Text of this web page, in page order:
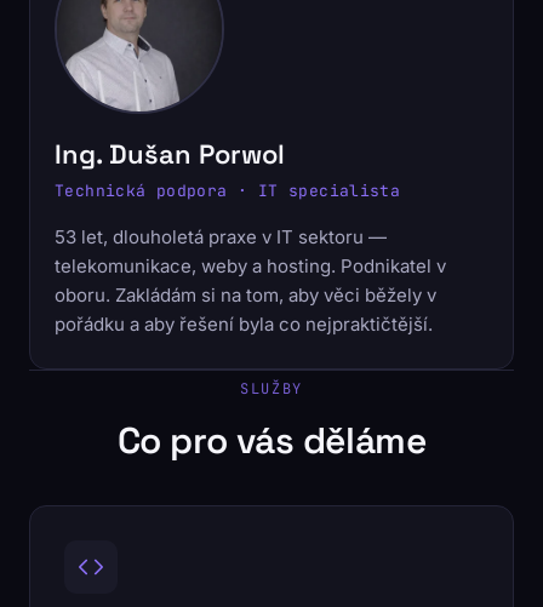
Ing. Dušan Porwol
Technická podpora · IT specialista
53 let, dlouholetá praxe v IT sektoru —
telekomunikace, weby a hosting. Podnikatel v
oboru. Zakládám si na tom, aby věci běžely v
pořádku a aby řešení byla co nejpraktičtější.
SLUŽBY
Co pro vás děláme